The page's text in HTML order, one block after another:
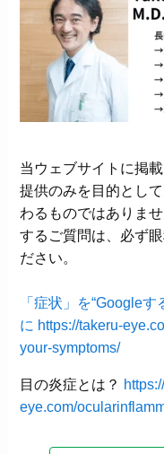
当ウェブサイトに掲
提供のみを目的とし
わるものではありま
するご質問は、必ず
ださい。
「症状」を“Google
に https://takeru-
your-symptoms/
目の炎症とは？
eye.com/